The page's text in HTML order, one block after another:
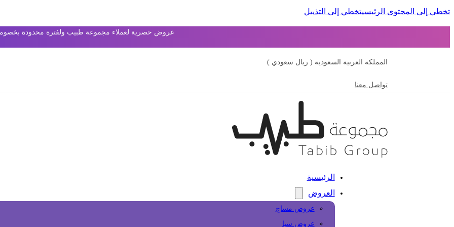
تخطي إلى المحتوى الرئيسيتخطي إلى التذييل
عروض حصرية لعملاء مجموعة طبيب ولفترة محدودة بخصومات
المملكة العربية السعودية ( ريال سعودي )
تواصل معنا
الرئيسية
العروض
عروض مساج
عروض سبا